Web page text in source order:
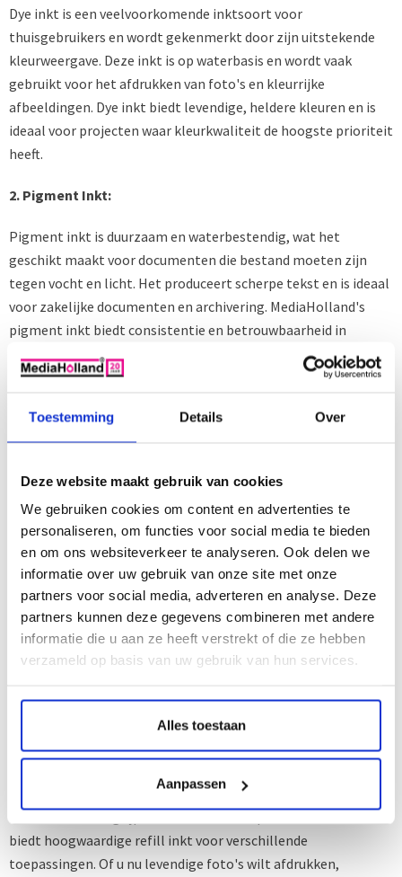
Toestemming Details Over
Deze website maakt gebruik van cookies
We gebruiken cookies om content en advertenties te
personaliseren, om functies voor social media te bieden
en om ons websiteverkeer te analyseren. Ook delen we
informatie over uw gebruik van onze site met onze
partners voor social media, adverteren en analyse. Deze
partners kunnen deze gegevens combineren met andere
informatie die u aan ze heeft verstrekt of die ze hebben
verzameld op basis van uw gebruik van hun services.
Alles toestaan
Aanpassen
Dye inkt is een veelvoorkomende inktsoort voor
thuisgebruikers en wordt gekenmerkt door zijn uitstekende
kleurweergave. Deze inkt is op waterbasis en wordt vaak
gebruikt voor het afdrukken van foto's en kleurrijke
afbeeldingen. Dye inkt biedt levendige, heldere kleuren en is
ideaal voor projecten waar kleurkwaliteit de hoogste prioriteit
heeft.
2. Pigment Inkt:
Pigment inkt is duurzaam en waterbestendig, wat het
geschikt maakt voor documenten die bestand moeten zijn
tegen vocht en licht. Het produceert scherpe tekst en is ideaal
voor zakelijke documenten en archivering. MediaHolland's
pigment inkt biedt consistentie en betrouwbaarheid in
consumeren en kan worden gebruikt om afbeeldingen en
ontwerpen op eetbare producten zoals taarten, koekjes en
chocolaatjes af te drukken. Het stelt u in staat om creatief te
zijn en persoonlijke touch aan uw culinaire creaties toe te
voegen.
4. Sublimatieinkt:
Sublimatieinkt is speciaal ontworpen voor gebruik op
door de inkt te laten verdampen en te hechten aan het
oppervlak, resulterend in duurzame en levendige afdrukken.
Dit maakt het ideaal voor gepersonaliseerde kleding, mokken
en andere promotieartikelen.
biedt hoogwaardige refill inkt voor verschillende
toepassingen. Of u nu levendige foto's wilt afdrukken,